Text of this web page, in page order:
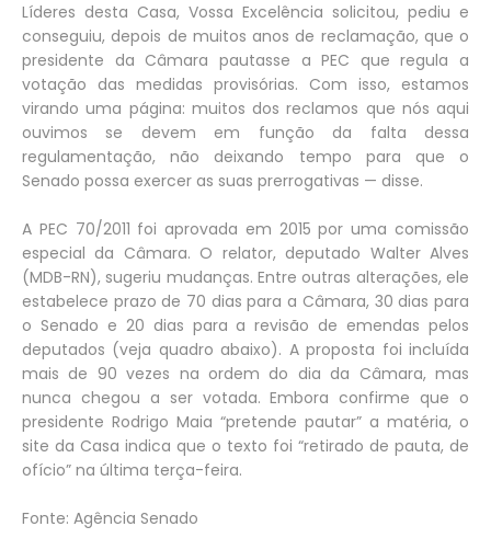
Líderes desta Casa, Vossa Excelência solicitou, pediu e
conseguiu, depois de muitos anos de reclamação, que o
presidente da Câmara pautasse a PEC que regula a
votação das medidas provisórias. Com isso, estamos
virando uma página: muitos dos reclamos que nós aqui
ouvimos se devem em função da falta dessa
regulamentação, não deixando tempo para que o
Senado possa exercer as suas prerrogativas — disse.
A PEC 70/2011 foi aprovada em 2015 por uma comissão
especial da Câmara. O relator, deputado Walter Alves
(MDB-RN), sugeriu mudanças. Entre outras alterações, ele
estabelece prazo de 70 dias para a Câmara, 30 dias para
o Senado e 20 dias para a revisão de emendas pelos
deputados (veja quadro abaixo). A proposta foi incluída
mais de 90 vezes na ordem do dia da Câmara, mas
nunca chegou a ser votada. Embora confirme que o
presidente Rodrigo Maia “pretende pautar” a matéria, o
site da Casa indica que o texto foi “retirado de pauta, de
ofício” na última terça-feira.
Fonte: Agência Senado